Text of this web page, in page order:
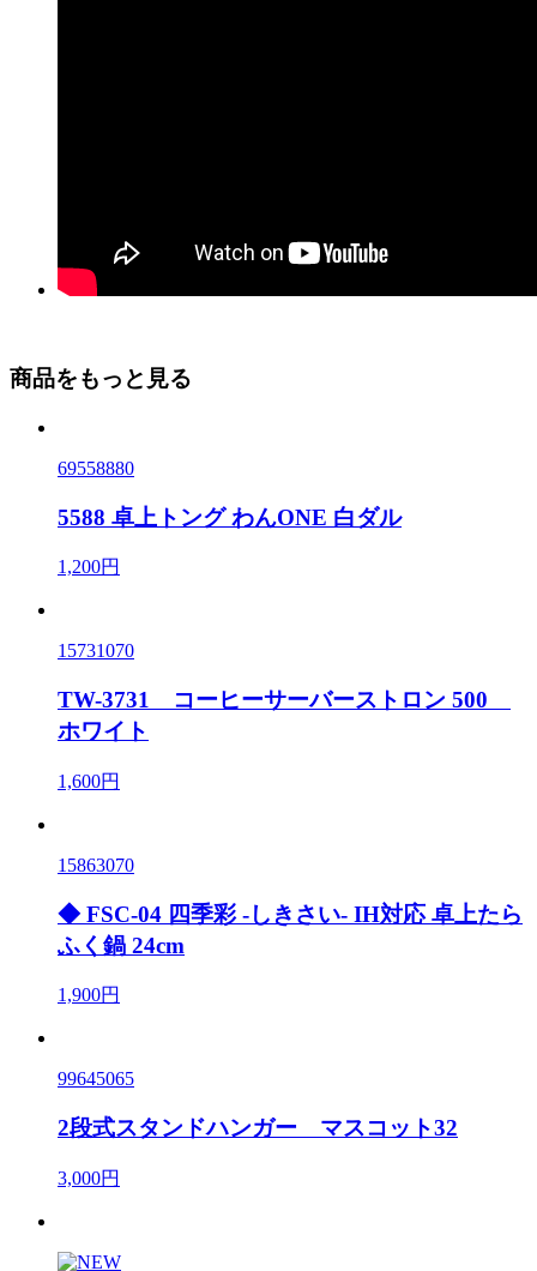
商品をもっと見る
69558880
5588 卓上トング わんONE 白ダル
1,200円
15731070
TW-3731 コーヒーサーバーストロン 500
ホワイト
1,600円
15863070
◆ FSC-04 四季彩 -しきさい- IH対応 卓上たら
ふく鍋 24cm
1,900円
99645065
2段式スタンドハンガー マスコット32
3,000円